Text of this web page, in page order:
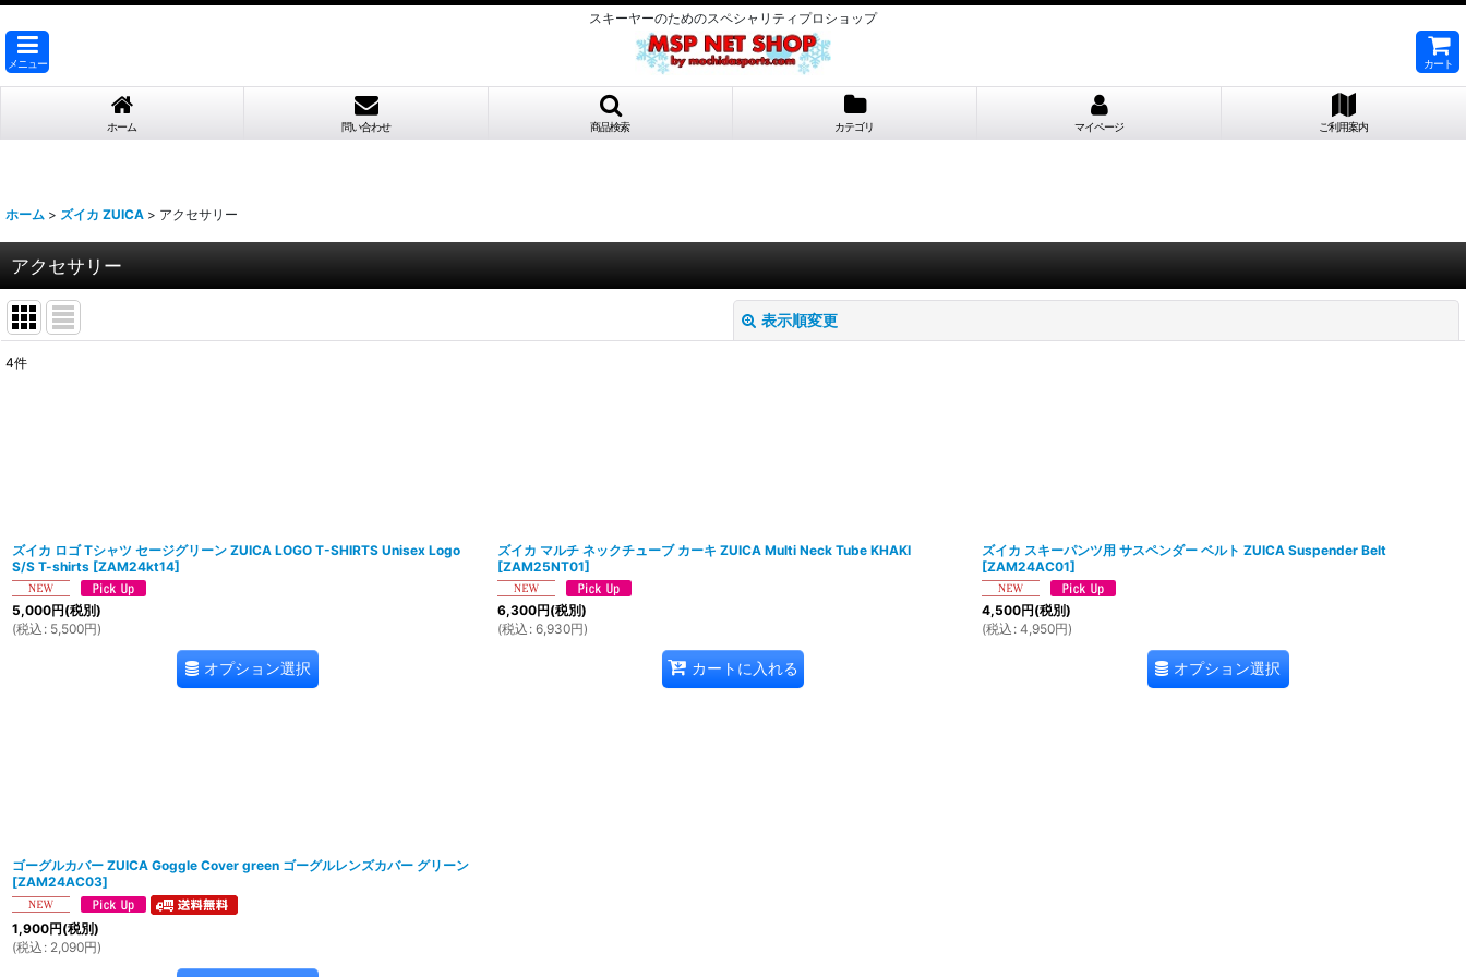
スキーヤーのためのスペシャリティプロショップ
メニュー カート
ホーム 問い合わせ 商品検索 カテゴリ マイページ ご利用案内
ホーム > ズイカ ZUICA > アクセサリー
アクセサリー
表示順変更
4件
ズイカ ロゴ Tシャツ セージグリーン ZUICA LOGO T-SHIRTS Unisex Logo
S/S T-shirts [ZAM24kt14]
5,000円(税別)
(税込 : 5,500円)
オプション選択
ズイカ マルチ ネックチューブ カーキ ZUICA Multi Neck Tube KHAKI
[ZAM25NT01]
6,300円(税別)
(税込 : 6,930円)
カートに入れる
ズイカ スキーパンツ用 サスペンダー ベルト ZUICA Suspender Belt
[ZAM24AC01]
4,500円(税別)
(税込 : 4,950円)
オプション選択
ゴーグルカバー ZUICA Goggle Cover green ゴーグルレンズカバー グリーン
[ZAM24AC03]
1,900円(税別)
(税込 : 2,090円)